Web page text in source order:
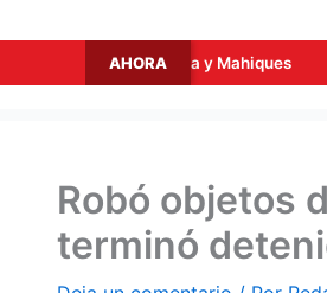
AHORA
y Mahiques El
Robó objetos
terminó